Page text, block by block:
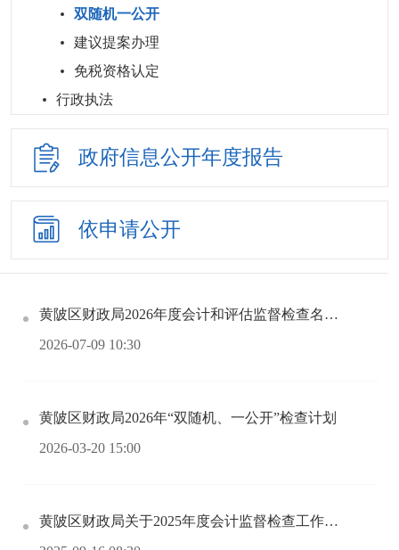
双随机一公开
建议提案办理
免税资格认定
行政执法
政府信息公开年度报告
依申请公开
黄陂区财政局2026年度会计和评估监督检查名单公示
2026-07-09 10:30
黄陂区财政局2026年“双随机、一公开”检查计划
2026-03-20 15:00
黄陂区财政局关于2025年度会计监督检查工作查后公告